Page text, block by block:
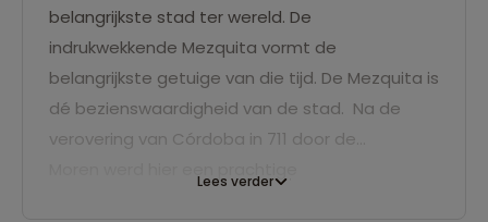
belangrijkste stad ter wereld. De
indrukwekkende Mezquita vormt de
belangrijkste getuige van die tijd. De Mezquita is
dé bezienswaardigheid van de stad. Na de
verovering van Córdoba in 711 door de
Lees verder